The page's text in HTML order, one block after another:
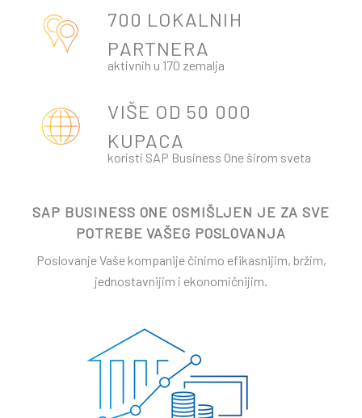
700 LOKALNIH
PARTNERA
aktivnih u 170 zemalja
VIŠE OD 50 000
KUPACA
koristi SAP Business One širom sveta
SAP BUSINESS ONE OSMIŠLJEN JE ZA SVE
POTREBE VAŠEG POSLOVANJA
Poslovanje Vaše kompanije činimo efikasnijim, bržim,
jednostavnijim i ekonomičnijim.